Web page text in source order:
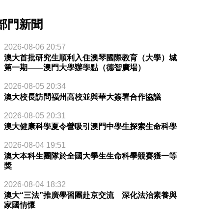
門新聞
2026-08-06 20:57
澳大首批研究生順利入住澳琴國際教育（大學）城
第一期——澳門大學辦學點（德智廣場）
2026-08-05 20:34
澳大校長訪問福州高校並與華大簽署合作協議
2026-08-05 20:31
澳大健康科學夏令營吸引澳門中學生探索生命科學
2026-08-04 19:51
澳大本科生團隊於全國大學生生命科學競賽獲一等
獎
2026-08-04 18:32
澳大“三法”推廣學習團赴京交流 深化法治素養與
家國情懷